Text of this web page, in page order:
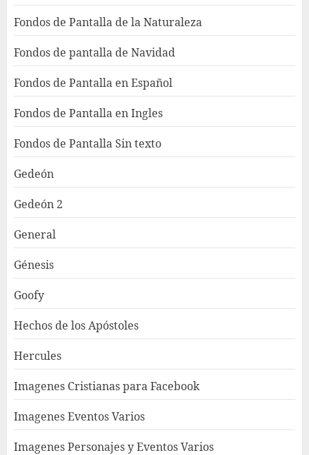
Fondos de Pantalla de la Naturaleza
Fondos de pantalla de Navidad
Fondos de Pantalla en Español
Fondos de Pantalla en Ingles
Fondos de Pantalla Sin texto
Gedeón
Gedeón 2
General
Génesis
Goofy
Hechos de los Apóstoles
Hercules
Imagenes Cristianas para Facebook
Imagenes Eventos Varios
Imagenes Personajes y Eventos Varios